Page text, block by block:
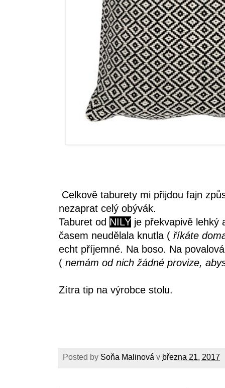
Celkově taburety mi přijdou fajn
nezaprat celý obývák.
Taburet od NILY je překvapivě lehký
časem neudělala knutla ( říkáte
echt příjemné. Na boso. Na
( nemám od nich žádné provize,
Zítra tip na výrobce stolu.
Posted by Soňa Malinová v března 21, 2017